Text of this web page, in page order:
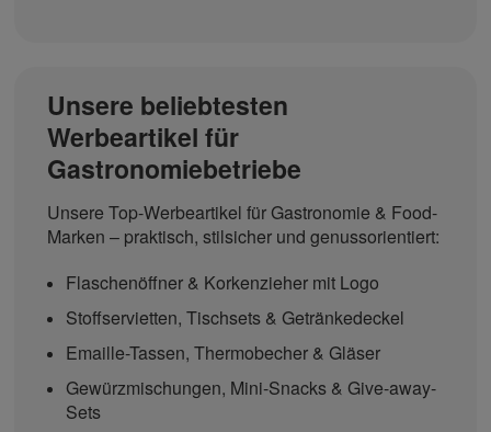
Unsere beliebtesten
Werbeartikel für
Gastronomiebetriebe
Unsere Top-Werbeartikel für Gastronomie & Food-
Marken – praktisch, stilsicher und genussorientiert:
Flaschenöffner & Korkenzieher mit Logo
Stoffservietten, Tischsets & Getränkedeckel
Emaille-Tassen, Thermobecher & Gläser
Gewürzmischungen, Mini-Snacks & Give-away-
Sets